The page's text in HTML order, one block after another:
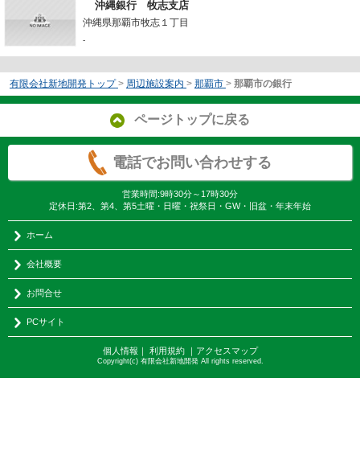
沖縄銀行 牧志支店
沖縄県那覇市牧志１丁目
-
有限会社新地開発トップ > 周辺施設案内 > 那覇市 > 那覇市の銀行
ページトップに戻る
電話でお問い合わせする
営業時間:9時30分～17時30分
定休日:第2、第4、第5土曜・日曜・祝祭日・GW・旧盆・年末年始
ホーム
会社概要
お問合せ
PCサイト
個人情報 ｜ 利用規約｜ アクセスマップ
Copyright(c) 有限会社新地開発 All rights reserved.